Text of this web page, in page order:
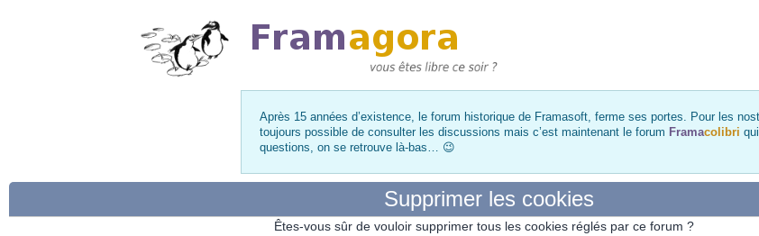
Après 15 années d’existence, le forum historique de Framasoft, ferme ses portes. Pour les
toujours possible de consulter les discussions mais c’est maintenant le forum Framacolibri
questions, on se retrouve là-bas… 😉
Supprimer les cookies
Êtes-vous sûr de vouloir supprimer tous les cookies réglés par ce forum ?